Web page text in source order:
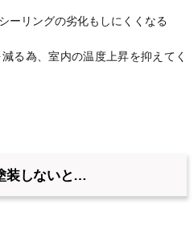
ーリングの劣化もしにくくなる
る為、室内の温度上昇を抑えてく
装しないと…